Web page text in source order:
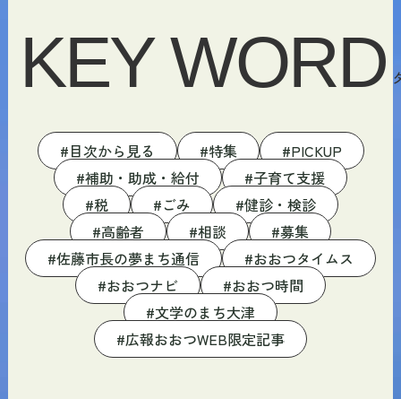
KEY WORD
目次から見る 特集
PICKUP
補助・助成・給付
子育て支援
税
ごみ
健診・検診
高齢者
相談
募集
佐藤市長の夢まち通信
おおつタイムス
おおつナビ
おおつ時間
文学のまち大津
広報おおつWEB限定記事